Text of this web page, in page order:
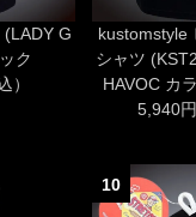
G
ク
）
kustomstyle
シャツ
HAVOC カ
5,940
10